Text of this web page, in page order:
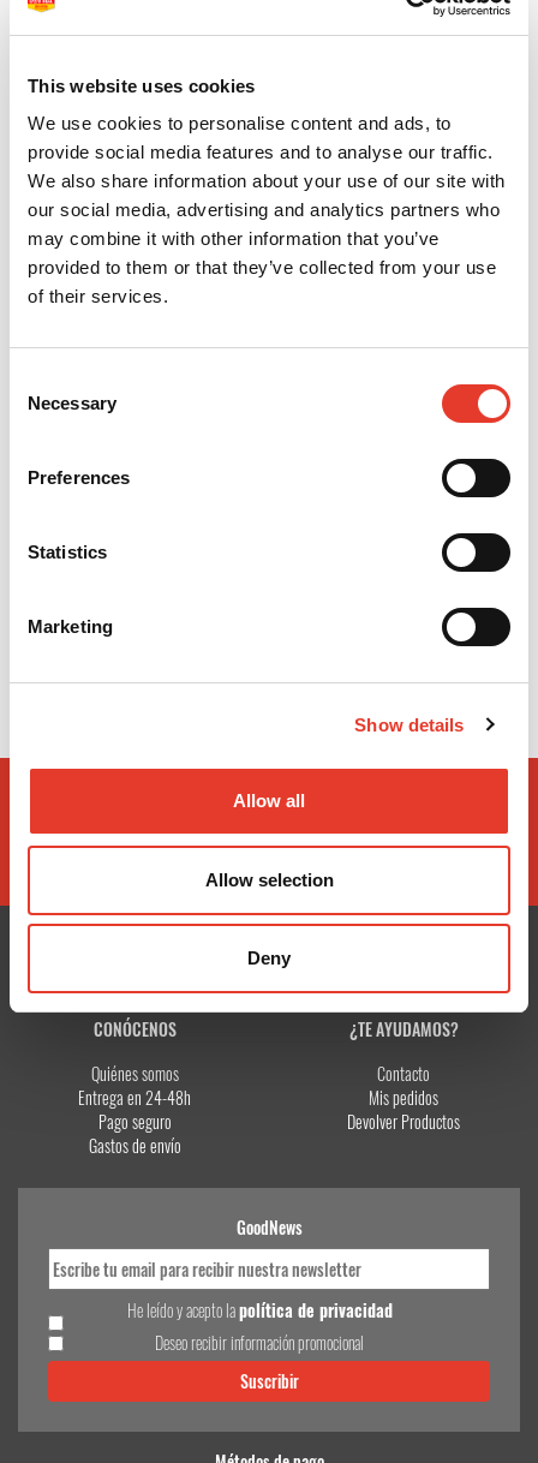
This website uses cookies
We use cookies to personalise content and ads, to
provide social media features and to analyse our traffic.
We also share information about your use of our site with
our social media, advertising and analytics partners who
may combine it with other information that you’ve
provided to them or that they’ve collected from your use
of their services.
Selection
Necessary
Preferences
Statistics
Marketing
Show details
Allow all
Allow selection
Deny
Diques de goma sin polvo Hysolate – Color Verde (36 uds.)
14,23 €
VER MÁS
Clamps System 9
12,08 €
VER MÁS
CONÓCENOS
Quiénes somos
Entrega en 24-48h
Pago seguro
Gastos de envío
¿TE AYUDAMOS?
Contacto
Mis pedidos
Devolver Productos
GoodNews
He leído y acepto lapolítica de privacidad
Deseo recibir información promocional